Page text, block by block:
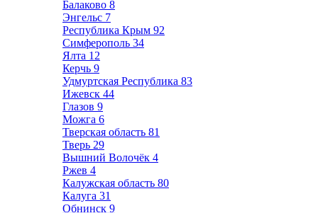
Балаково 8
Энгельс 7
Республика Крым 92
Симферополь 34
Ялта 12
Керчь 9
Удмуртская Республика 83
Ижевск 44
Глазов 9
Можга 6
Тверская область 81
Тверь 29
Вышний Волочёк 4
Ржев 4
Калужская область 80
Калуга 31
Обнинск 9